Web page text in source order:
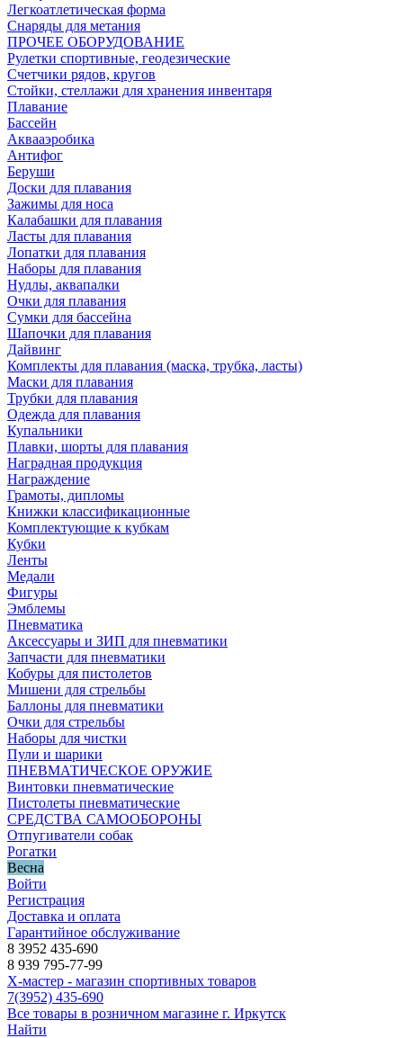
Легкоатлетическая форма
Снаряды для метания
ПРОЧЕЕ ОБОРУДОВАНИЕ
Рулетки спортивные, геодезические
Счетчики рядов, кругов
Стойки, стеллажи для хранения инвентаря
Плавание
Бассейн
Аквааэробика
Антифог
Беруши
Доски для плавания
Зажимы для носа
Калабашки для плавания
Ласты для плавания
Лопатки для плавания
Наборы для плавания
Нудлы, аквапалки
Очки для плавания
Сумки для бассейна
Шапочки для плавания
Дайвинг
Комплекты для плавания (маска, трубка, ласты)
Маски для плавания
Трубки для плавания
Одежда для плавания
Купальники
Плавки, шорты для плавания
Наградная продукция
Награждение
Грамоты, дипломы
Книжки классификационные
Комплектующие к кубкам
Кубки
Ленты
Медали
Фигуры
Эмблемы
Пневматика
Аксессуары и ЗИП для пневматики
Запчасти для пневматики
Кобуры для пистолетов
Мишени для стрельбы
Баллоны для пневматики
Очки для стрельбы
Наборы для чистки
Пули и шарики
ПНЕВМАТИЧЕСКОЕ ОРУЖИЕ
Винтовки пневматические
Пистолеты пневматические
СРЕДСТВА САМООБОРОНЫ
Отпугиватели собак
Рогатки
Весна
Войти
Регистрация
Доставка и оплата
Гарантийное обслуживание
8 3952 435-690
8 939 795-77-99
Х-мастер - магазин спортивных товаров
7(3952) 435-690
Все товары в розничном магазине г. Иркутск
Найти